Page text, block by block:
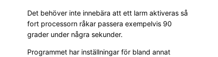
Det behöver inte innebära att ett larm aktiveras så
fort processorn råkar passera exempelvis 90
grader under några sekunder.
Programmet har inställningar för bland annat